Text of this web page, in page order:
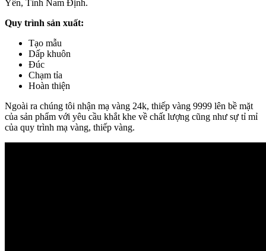
Yên, Tỉnh Nam Định.
Quy trình sản xuất:
Tạo mẫu
Dấp khuôn
Đúc
Chạm tỉa
Hoàn thiện
Ngoài ra chúng tôi nhận mạ vàng 24k, thiếp vàng 9999 lên bề mặt
của sản phẩm với yêu cầu khắt khe về chất lượng cũng như sự tỉ mỉ
của quy trình mạ vàng, thiếp vàng.